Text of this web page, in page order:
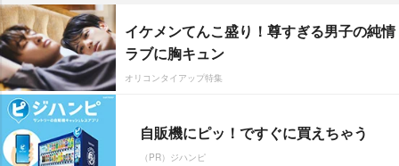
イケメンてんこ盛り！尊すぎる男子の純情
ラブに胸キュン
オリコンタイアップ特集
自販機にピッ！ですぐに買えちゃう
（PR）ジハンピ